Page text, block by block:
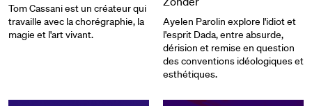
Tom Cassani est un créateur qui
travaille avec la chorégraphie, la
magie et l'art vivant.
Ayelen Parolin explore l'idiot et
l'esprit Dada, entre absurde,
dérision et remise en question
des conventions idéologiques et
esthétiques.